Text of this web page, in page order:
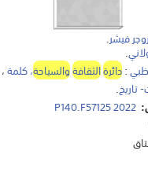
فيشر.
.
:دائرةالثقافةوالسياحة، كلمة،
تاريخ.
P140.F57125 2022